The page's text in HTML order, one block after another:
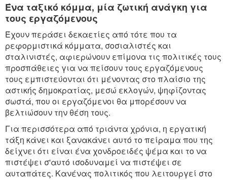
Ένα ταξικό κόμμα, μία ζωτική ανάγκη για
τους εργαζόμενους
Έχουν περάσει δεκαετίες από τότε που τα
ρεφορμιστικά κόμματα, σοσιαλιστές και
σταλινιστές, αφιερώνουν επίμονα τις πολιτικές τους
προσπάθειες για να πείσουν τους εργαζόμενους
τους εμπιστεύονται ότι μένοντας στο πλαίσιο της
αστικής δημοκρατίας, μεσώ εκλογών, ψηφίζοντας
σωστά, που οι εργαζόμενοι θα μπορέσουν να
βελτιώσουν την θέση τους.
Για περισσότερα από τριάντα χρόνια, η εργατική
τάξη κάνει και ξανακάνει αυτό το πείραμα που της
δείχνει ότι είναι ένα χονδροειδές ψέμα και το να
πιστέψει σ'αυτό ισοδυναμεί να πιστέψει σε
αυταπάτες. Κανένας πολιτικός που λειτουργεί στο